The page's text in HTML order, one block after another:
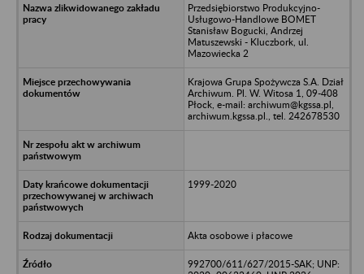
Przedsiębiorstwo Produkcyjno-
Usługowo-Handlowe BOMET
Stanisław Bogucki, Andrzej
Matuszewski - Kluczbork, ul.
Mazowiecka 2
Krajowa Grupa Spożywcza S.A. Dział
Archiwum. Pl. W. Witosa 1, 09-408
Płock, e-mail: archiwum@kgssa.pl,
archiwum.kgssa.pl., tel. 242678530
1999-2020
Akta osobowe i płacowe
992700/611/627/2015-SAK; UNP: